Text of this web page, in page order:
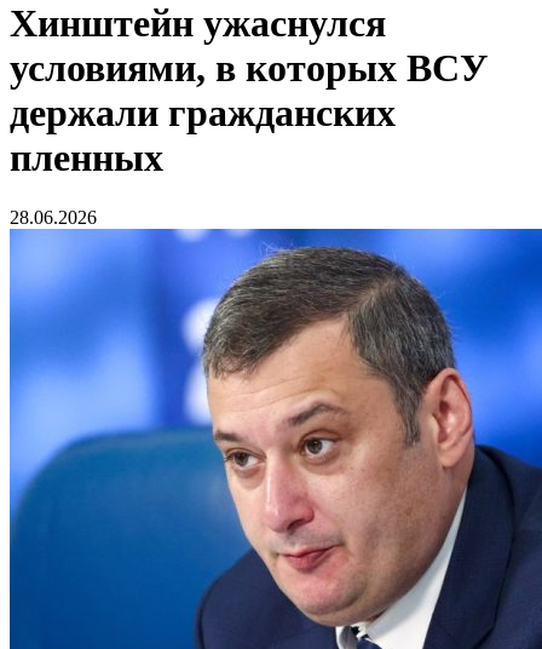
Хинштейн ужаснулся
условиями, в которых ВСУ
держали гражданских
пленных
28.06.2026